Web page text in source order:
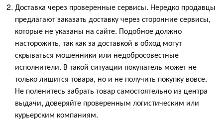
Доставка через проверенные сервисы. Нередко продавцы
предлагают заказать доставку через сторонние сервисы,
которые не указаны на сайте. Подобное должно
насторожить, так как за доставкой в обход могут
скрываться мошенники или недобросовестные
исполнители. В такой ситуации покупатель может не
только лишится товара, но и не получить покупку вовсе.
Не поленитесь забрать товар самостоятельно из центра
выдачи, доверяйте проверенным логистическим или
курьерским компаниям.